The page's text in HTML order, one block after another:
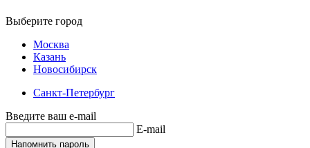
Выберите город
Москва
Казань
Новосибирск
Санкт-Петербург
Введите ваш e-mail
E-mail
Напомнить пароль